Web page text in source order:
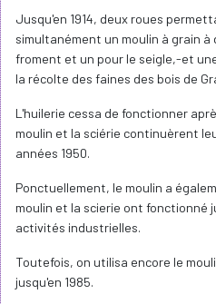
Jusqu'en 1914, deux roues
simultanément un moulin à grain
froment et un pour le seigle,-et
la récolte des faines des bois de
L'huilerie cessa de fonctionner
moulin et la sciérie continuèrent
années 1950.
Ponctuellement, le moulin a
moulin et la scierie ont fonctionné
activités industrielles.
Toutefois, on utilisa encore le
jusqu'en 1985.